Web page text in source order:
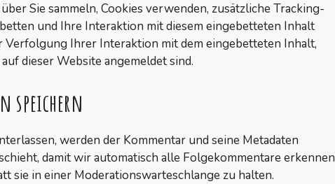
Sie sammeln, Cookies verwenden, zusätzliche Tracking-
und Ihre Interaktion mit diesem eingebetteten Inhalt
Verfolgung Ihrer Interaktion mit dem eingebetteten Inhalt,
dieser Website angemeldet sind.
speichern
werden der Kommentar und seine Metadaten
damit wir automatisch alle Folgekommentare erkennen
sie in einer Moderationswarteschlange zu halten.